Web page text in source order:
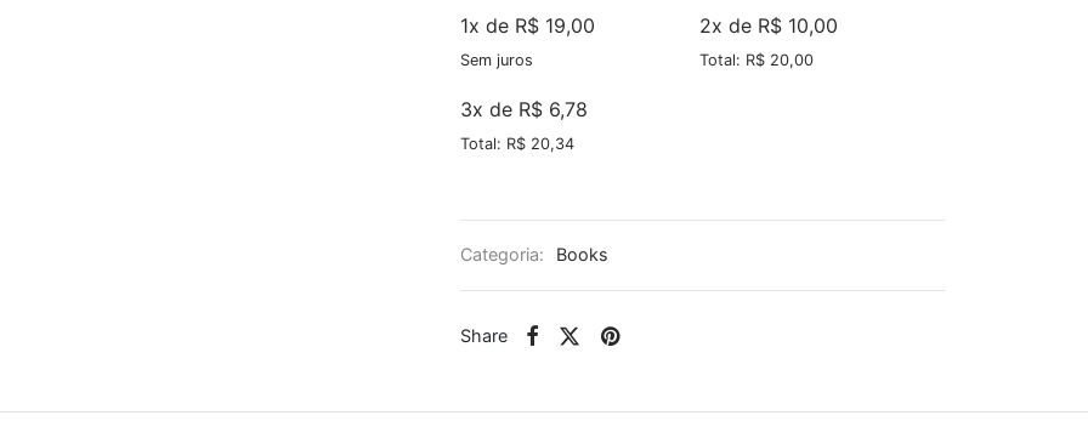
1x de R$ 19,00
Sem juros
2x de R$ 10,00
Total: R$ 20,00
3x de R$ 6,78
Total: R$ 20,34
Categoria: Books
Share